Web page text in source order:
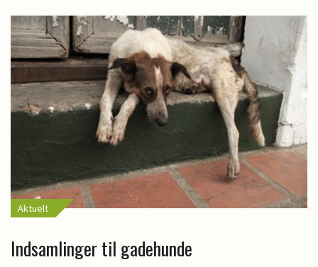
Aktuelt
Indsamlinger til gadehunde